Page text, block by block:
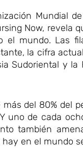
Mundial
Now,
el mundo. Las
la cifra
Sudoriental y
del 80% del
uno de cada
también
en el mundo